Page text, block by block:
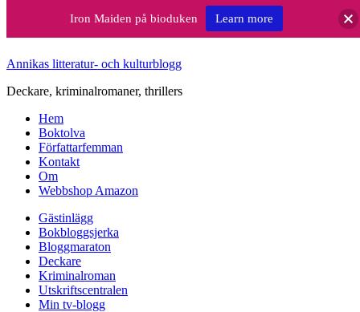
Annikas litteratur- och kulturblogg
Deckare, kriminalromaner, thrillers
Hem
Boktolva
Författarfemman
Kontakt
Om
Webbshop Amazon
Gästinlägg
Bokbloggsjerka
Bloggmaraton
Deckare
Kriminalroman
Utskriftscentralen
Min tv-blogg
Iron Maiden på bioduken Learn more